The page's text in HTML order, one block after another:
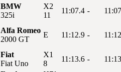
BMW
325i
X2
11
11:07.4 -
Alfa Romeo
2000 GT
E 11:12.9 -
Fiat
Fiat Uno
X1
8
11:13.6 -